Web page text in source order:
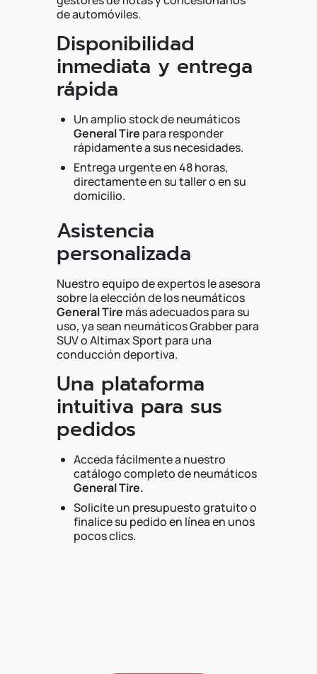
de automóviles.
Disponibilidad
inmediata y entrega
rápida
Un amplio stock de neumáticos
General Tire para responder
rápidamente a sus necesidades.
Entrega urgente en 48 horas,
directamente en su taller o en su
domicilio.
Asistencia
personalizada
Nuestro equipo de expertos le asesora
sobre la elección de los neumáticos
General Tire más adecuados para su
uso, ya sean neumáticos Grabber para
SUV o Altimax Sport para una
conducción deportiva.
Una plataforma
intuitiva para sus
pedidos
Acceda fácilmente a nuestro
catálogo completo de neumáticos
General Tire.
Solicite un presupuesto gratuito o
finalice su pedido en línea en unos
pocos clics.